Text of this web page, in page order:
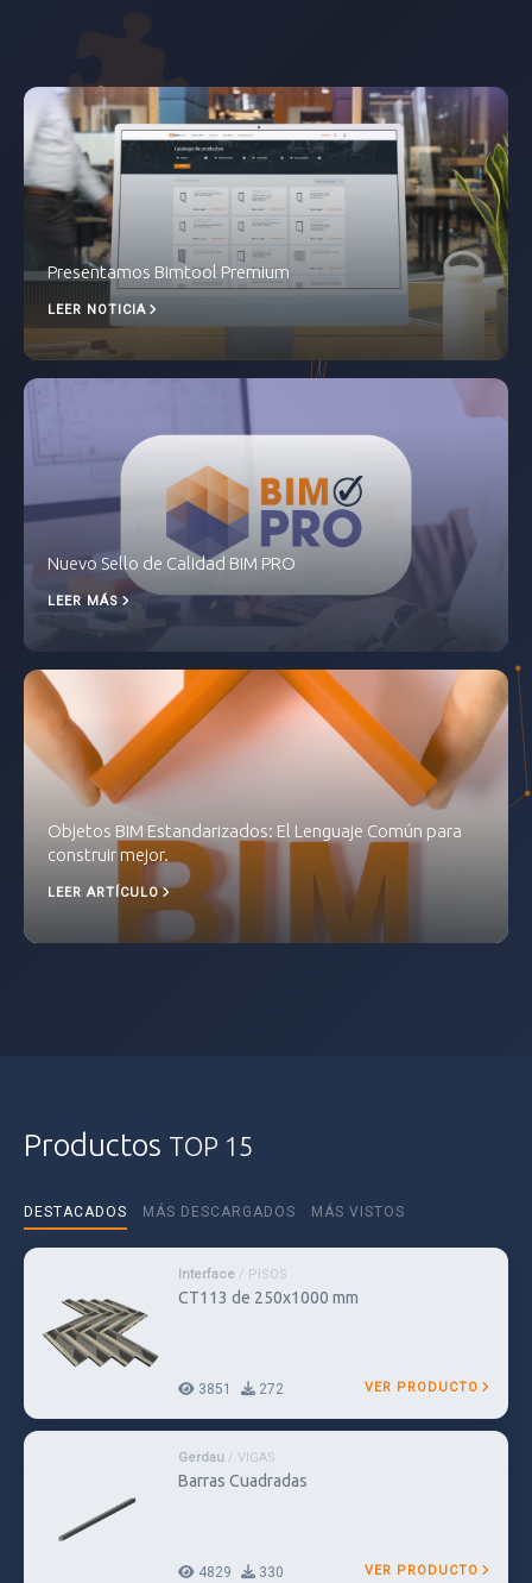

Presentamos Bimtool Premium
LEER NOTICIA
Nuevo Sello de Calidad BIM PRO
LEER MÁS
Objetos BIM Estandarizados: El Lenguaje Común para
construir mejor.
LEER ARTÍCULO
Productos TOP 15
DESTACADOS MÁS DESCARGADOS MÁS VISTOS
Interface / PISOS
CT113 de 250x1000 mm
VER PRODUCTO
3851 272
Gerdau / VIGAS
Barras Cuadradas
VER PRODUCTO
4829 330